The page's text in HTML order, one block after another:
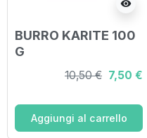
visibility
BURRO KARITE 100
G
10,50 € 7,50 €
Aggiungi al carrello